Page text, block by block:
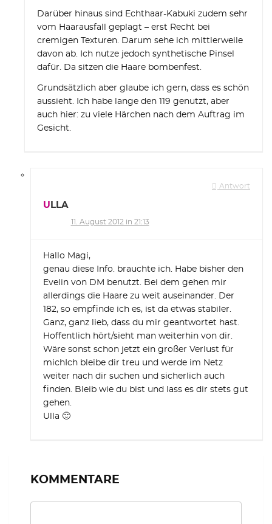
Darüber hinaus sind Echthaar-Kabuki zudem sehr
vom Haarausfall geplagt – erst Recht bei
cremigen Texturen. Darum sehe ich mittlerweile
davon ab. Ich nutze jedoch synthetische Pinsel
dafür. Da sitzen die Haare bombenfest.
Grundsätzlich aber glaube ich gern, dass es schön
aussieht. Ich habe lange den 119 genutzt, aber
auch hier: zu viele Härchen nach dem Auftrag im
Gesicht.
Antwort
ULLA
11. August 2012 in 21:13
Hallo Magi,
genau diese Info. brauchte ich. Habe bisher den
Evelin von DM benutzt. Bei dem gehen mir
allerdings die Haare zu weit auseinander. Der
182, so empfinde ich es, ist da etwas stabiler.
Ganz, ganz lieb, dass du mir geantwortet hast.
Hoffentlich hört/sieht man weiterhin von dir.
Wäre sonst schon jetzt ein großer Verlust für
michIch bleibe dir treu und werde im Netz
weiter nach dir suchen und sicherlich auch
finden. Bleib wie du bist und lass es dir stets gut
gehen.
Ulla 🙂
KOMMENTARE